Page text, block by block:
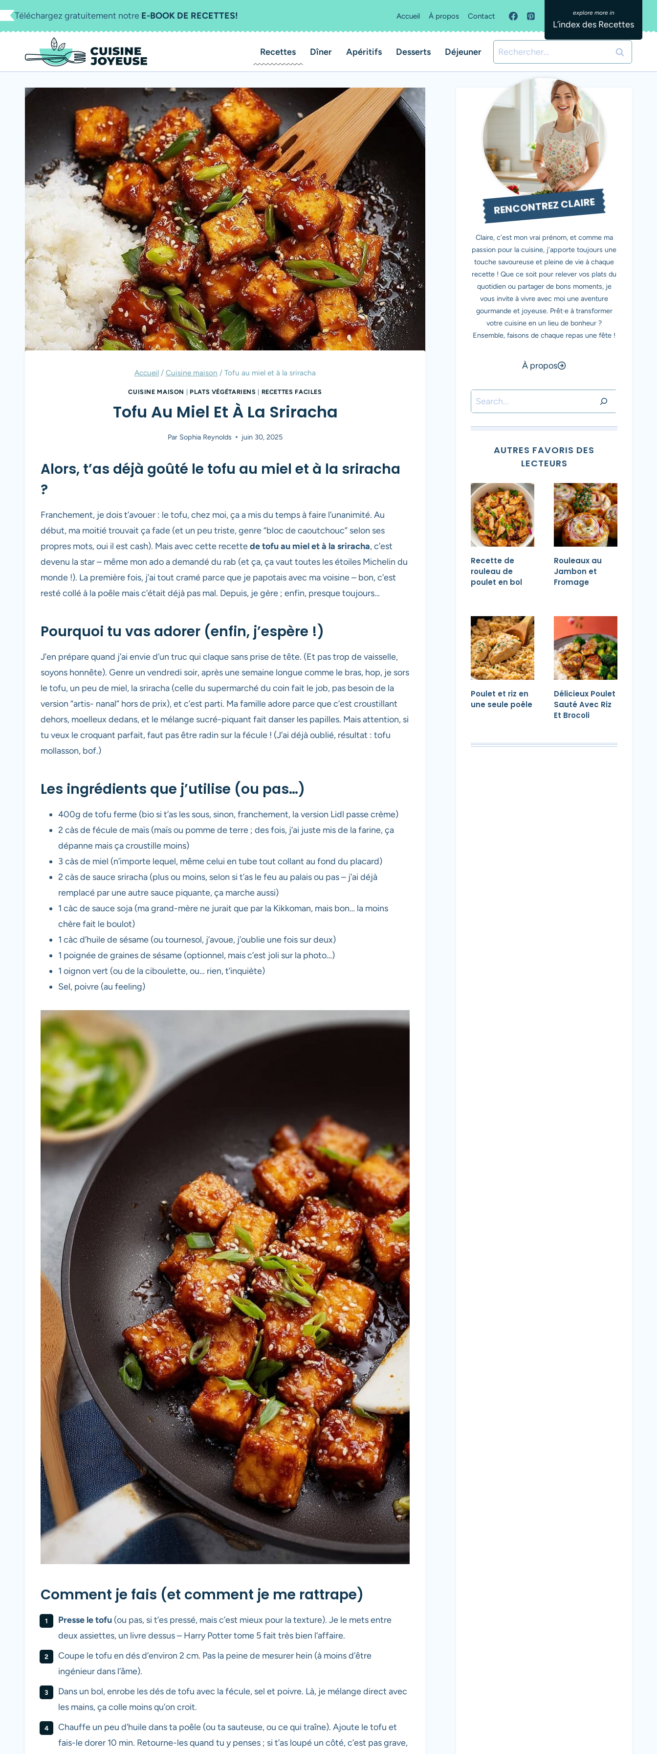
Aller
au
Téléchargez gratuitement notre E-BOOK DE RECETTES! Accueil À propos Contact
L’index des Recettes
Recettes Dîner Apéritifs Desserts Déjeuner Rechercher :
Accueil / Cuisine maison / Tofu au miel et à la sriracha
CUISINE MAISON PLATS VÉGÉTARIENS RECETTES FACILES
Tofu Au Miel Et À La Sriracha
Par Sophia Reynolds juin 30, 2025
Alors, t’as déjà goûté le tofu au miel et à la sriracha
?
Franchement, je dois t’avouer : le tofu, chez moi, ça a mis du temps à faire l’unanimité. Au
début, ma moitié trouvait ça fade (et un peu triste, genre “bloc de caoutchouc” selon ses
propres mots, oui il est cash). Mais avec cette recettede tofu au miel et à la sriracha, c’est
devenu la star – même mon ado a demandé du rab (et ça, ça vaut toutes les étoiles Michelin du
monde !). La première fois, j’ai tout cramé parce que je papotais avec ma voisine – bon, c’est
resté collé à la poêle mais c’était déjà pas mal. Depuis, je gère ; enfin, presque toujours…
Pourquoi tu vas adorer (enfin, j’espère !)
J’en prépare quand j’ai envie d’un truc qui claque sans prise de tête. (Et pas trop de vaisselle,
soyons honnête). Genre un vendredi soir, après une semaine longue comme le bras, hop, je sors
le tofu, un peu de miel, la sriracha (celle du supermarché du coin fait le job, pas besoin de la
version “artis- nanal” hors de prix), et c’est parti. Ma famille adore parce que c’est croustillant
dehors, moelleux dedans, et le mélange sucré-piquant fait danser les papilles. Mais attention, si
tu veux le croquant parfait, faut pas être radin sur la fécule ! (J’ai déjà oublié, résultat : tofu
mollasson, bof.)
Les ingrédients que j’utilise (ou pas…)
400g de tofu ferme (bio si t’as les sous, sinon, franchement, la version Lidl passe crème)
2 càs de fécule de maïs (maïs ou pomme de terre ; des fois, j’ai juste mis de la farine, ça
dépanne mais ça croustille moins)
3 càs de miel (n’importe lequel, même celui en tube tout collant au fond du placard)
2 càs de sauce sriracha (plus ou moins, selon si t’as le feu au palais ou pas – j’ai déjà
remplacé par une autre sauce piquante, ça marche aussi)
1 càc de sauce soja (ma grand-mère ne jurait que par la Kikkoman, mais bon… la moins
chère fait le boulot)
1 càc d’huile de sésame (ou tournesol, j’avoue, j’oublie une fois sur deux)
1 poignée de graines de sésame (optionnel, mais c’est joli sur la photo…)
1 oignon vert (ou de la ciboulette, ou… rien, t’inquiète)
Sel, poivre (au feeling)
Comment je fais (et comment je me rattrape)
Presse le tofu (ou pas, si t’es pressé, mais c’est mieux pour la texture). Je le mets entre
deux assiettes, un livre dessus – Harry Potter tome 5 fait très bien l’affaire.
Coupe le tofu en dés d’environ 2 cm. Pas la peine de mesurer hein (à moins d’être
ingénieur dans l’âme).
Dans un bol, enrobe les dés de tofu avec la fécule, sel et poivre. Là, je mélange direct avec
les mains, ça colle moins qu’on croit.
Chauffe un peu d’huile dans ta poêle (ou ta sauteuse, ou ce qui traîne). Ajoute le tofu et
fais-le dorer 10 min. Retourne-les quand tu y penses ; si t’as loupé un côté, c’est pas grave,
RENCONTREZ CLAIRE
Claire, c’est mon vrai prénom, et comme ma
passion pour la cuisine, j’apporte toujours une
touche savoureuse et pleine de vie à chaque
recette ! Que ce soit pour relever vos plats du
quotidien ou partager de bons moments, je
vous invite à vivre avec moi une aventure
gourmande et joyeuse. Prêt·e à transformer
votre cuisine en un lieu de bonheur ?
Ensemble, faisons de chaque repas une fête !
À propos
Rechercher
AUTRES FAVORIS DES
LECTEURS
Recette de
rouleau de
poulet en bol
Rouleaux au
Jambon et
Fromage
Poulet et riz en
une seule poêle
Délicieux Poulet
Sauté Avec Riz
Et Brocoli